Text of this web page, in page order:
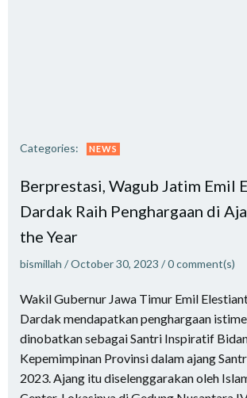
Categories: NEWS
Berprestasi, Wagub Jatim Emil
Dardak Raih Penghargaan di
the Year
bismillah /October 30, 2023 /0comment(s)
Wakil Gubernur Jawa Timur Emil
Dardak mendapatkan penghargaan
dinobatkan sebagai Santri Inspiratif
Kepemimpinan Provinsi dalam ajang
2023. Ajang itu diselenggarakan oleh